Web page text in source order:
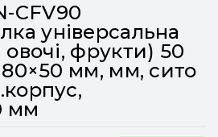
CFV90
універсальна
овочі, фрукти) 50
80×50 мм, мм, сито
мм